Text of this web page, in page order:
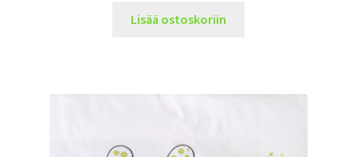
Lisää ostoskoriin